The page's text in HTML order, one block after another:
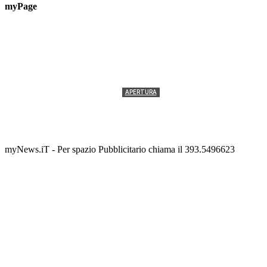
myPage
APERTURA
myNews.iT - Per spazio Pubblicitario chiama il 393.5496623